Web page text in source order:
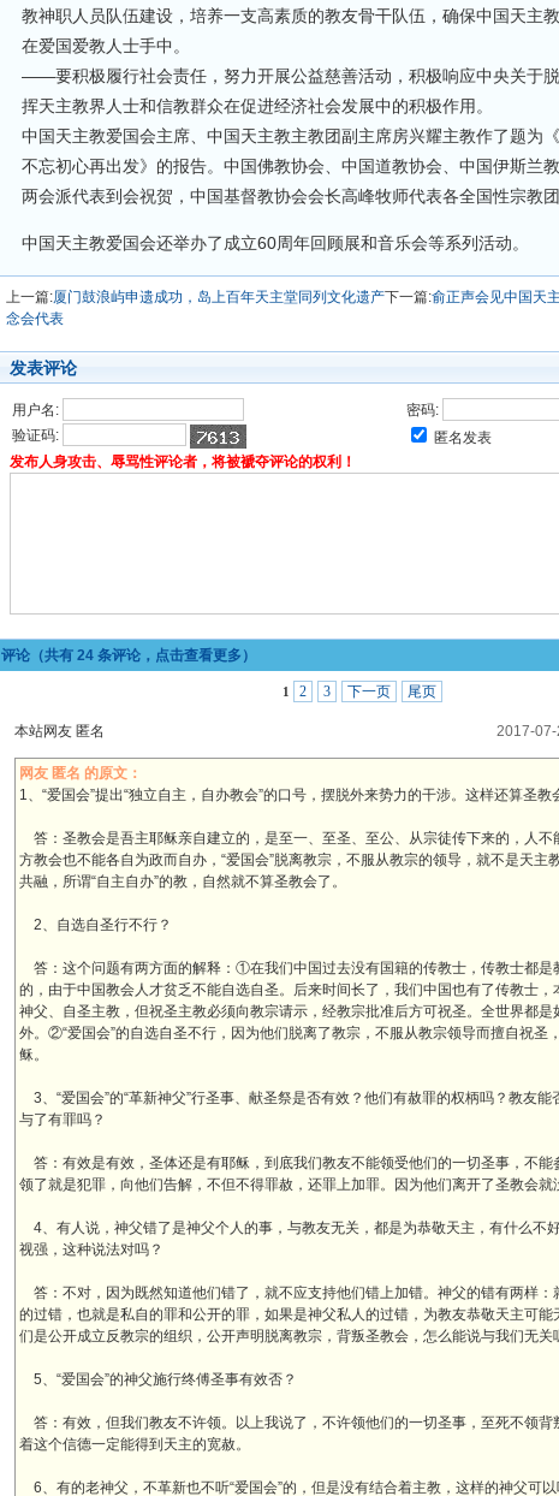
教神职人员队伍建设，培养一支高素质的教友骨干队伍，确保中国天主
在爱国爱教人士手中。
——要积极履行社会责任，努力开展公益慈善活动，积极响应中央关于
挥天主教界人士和信教群众在促进经济社会发展中的积极作用。
中国天主教爱国会主席、中国天主教主教团副主席房兴耀主教作了题为
不忘初心再出发》的报告。中国佛教协会、中国道教协会、中国伊斯兰
两会派代表到会祝贺，中国基督教协会会长高峰牧师代表各全国性宗教团
中国天主教爱国会还举办了成立60周年回顾展和音乐会等系列活动。
上一篇:厦门鼓浪屿申遗成功，岛上百年天主堂同列文化遗产下一篇:俞正声会见中国天
念会代表
发表评论
用户名:
密码:
验证码:
匿名发表
发布人身攻击、辱骂性评论者，将被褫夺评论的权利！
评论（共有 24 条评论，点击查看更多）
1 2 3 下一页 尾页
本站网友 匿名 2017-
网友 匿名 的原文：
1、“爱国会”提出“独立自主，自办教会”的口号，摆脱外来势力的干涉。这样还算圣教
答：圣教会是吾主耶稣亲自建立的，是至一、至圣、至公、从宗徒传下来的，人不
方教会也不能各自为政而自办，“爱国会”脱离教宗，不服从教宗的领导，就不是天主
共融，所谓“自主自办”的教，自然就不算圣教会了。
2、自选自圣行不行？
答：这个问题有两方面的解释：①在我们中国过去没有国籍的传教士，传教士都是
的，由于中国教会人才贫乏不能自选自圣。后来时间长了，我们中国也有了传教士，
神父、自圣主教，但祝圣主教必须向教宗请示，经教宗批准后方可祝圣。全世界都是
外。②“爱国会”的自选自圣不行，因为他们脱离了教宗，不服从教宗领导而擅自祝圣
稣。
3、“爱国会”的“革新神父”行圣事、献圣祭是否有效？他们有赦罪的权柄吗？教友能
与了有罪吗？
答：有效是有效，圣体还是有耶稣，到底我们教友不能领受他们的一切圣事，不能
领了就是犯罪，向他们告解，不但不得罪赦，还罪上加罪。因为他们离开了圣教会就
4、有人说，神父错了是神父个人的事，与教友无关，都是为恭敬天主，有什么不
视强，这种说法对吗？
答：不对，因为既然知道他们错了，就不应支持他们错上加错。神父的错有两样：
的过错，也就是私自的罪和公开的罪，如果是神父私人的过错，为教友恭敬天主可能
们是公开成立反教宗的组织，公开声明脱离教宗，背叛圣教会，怎么能说与我们无关
5、“爱国会”的神父施行终傅圣事有效否？
答：有效，但我们教友不许领。以上我说了，不许领他们的一切圣事，至死不领背
着这个信德一定能得到天主的宽赦。
6、有的老神父，不革新也不听“爱国会”的，但是没有结合着主教，这样的神父可以